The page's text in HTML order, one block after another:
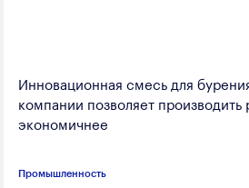
Инновационная смесь для
компании позволяет
экономичнее
Промышленность